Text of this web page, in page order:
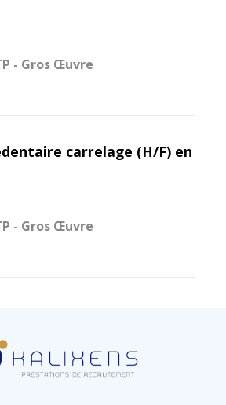
- Gros Œuvre
carrelage (H/F) en
- Gros Œuvre